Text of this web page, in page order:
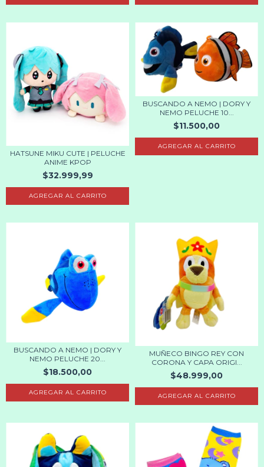
HATSUNE MIKU CUTE | PELUCHE
ANIME KPOP
$32.999,99
AGREGAR AL CARRITO
BUSCANDO A NEMO | DORY Y
NEMO PELUCHE 10...
$11.500,00
AGREGAR AL CARRITO
BUSCANDO A NEMO | DORY Y
NEMO PELUCHE 20...
$18.500,00
AGREGAR AL CARRITO
MUÑECO BINGO REY CON
CORONA Y CAPA ORIGI...
$48.999,00